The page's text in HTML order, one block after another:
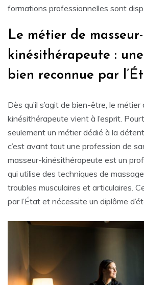
formations professionnelles sont
Le métier de masseur-
kinésithérapeute :
bien reconnue par
Dès qu’il s’agit de bien-être, le
kinésithérapeute vient à l’esprit.
seulement un métier dédié à la
c’est avant tout une profession de
masseur-kinésithérapeute est un
qui utilise des techniques de
troubles musculaires et articulaires.
par l’État et nécessite un diplôme